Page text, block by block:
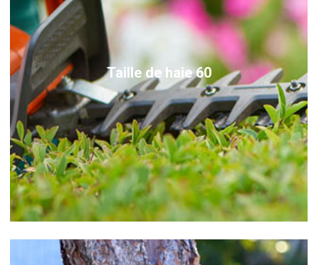
Taille de haie 60